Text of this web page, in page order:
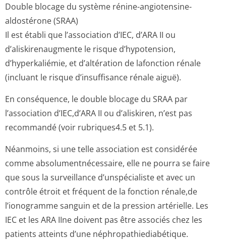
Double blocage du système rénine-angiotensine-
aldostérone (SRAA)
Il est établi que l’association d’IEC, d’ARA II ou
d’aliskirenaugmente le risque d’hypotension,
d’hyperkaliémie, et d’altération de lafonction rénale
(incluant le risque d’insuffisance rénale aiguë).
En conséquence, le double blocage du SRAA par
l’association d’IEC,d’ARA II ou d’aliskiren, n’est pas
recommandé (voir rubriques4.5 et 5­.1).
Néanmoins, si une telle association est considérée
comme absolumentnéces­saire, elle ne pourra se faire
que sous la surveillance d’unspécialiste et avec un
contrôle étroit et fréquent de la fonction rénale,de
l’ionogramme sanguin et de la pression artérielle. Les
IEC et les ARA IIne doivent pas être associés chez les
patients atteints d’une néphropathiedi­abétique.